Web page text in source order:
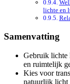
lichte en
Samenvatting
Gebruik lichte
en ruimtelijk
Kies voor
natuurlijk licht